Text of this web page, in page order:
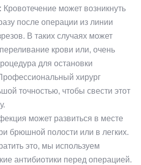
Кровотечение может возникнуть
после операции из линии
В таких случаях может
крови или, очень
для остановки
хирург
точностью, чтобы свести этот
может развиться в месте
брюшной полости или в легких.
это, мы используем
антибиотики перед операцией.